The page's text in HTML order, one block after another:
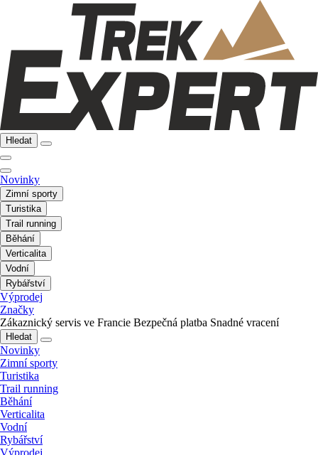
Hledat
Novinky
Zimní sporty
Turistika
Trail running
Běhání
Verticalita
Vodní
Rybářství
Výprodej
Značky
Zákaznický servis ve Francie Bezpečná platba Snadné vracení
Hledat
Novinky
Zimní sporty
Turistika
Trail running
Běhání
Verticalita
Vodní
Rybářství
Výprodej